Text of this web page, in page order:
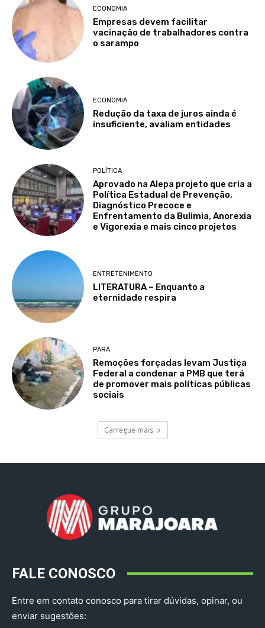
ECONOMIA
Empresas devem facilitar
vacinação de trabalhadores contra
o sarampo
ECONOMIA
Redução da taxa de juros ainda é
insuficiente, avaliam entidades
POLÍTICA
Aprovado na Alepa projeto que cria a
Política Estadual de Prevenção,
Diagnóstico Precoce e
Enfrentamento da Bulimia, Anorexia
e Vigorexia e mais cinco projetos
ENTRETENIMENTO
LITERATURA – Enquanto a
eternidade respira
PARÁ
Remoções forçadas levam Justiça
Federal a condenar a PMB que terá
de promover mais políticas públicas
sociais
Carregue mais
FALE CONOSCO
Entre em contato conosco para tirar dúvidas, opinar, ou
enviar sugestões: